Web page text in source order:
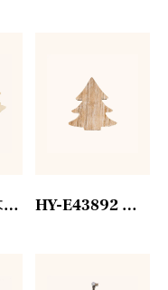
HY-69988 木制圣诞挂饰 HY-E43892 木制摆件